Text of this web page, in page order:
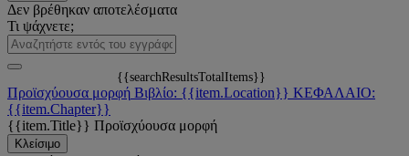
Δεν βρέθηκαν αποτελέσματα
Τι ψάχνετε;
{{searchResultsTotalItems}}
Προϊσχύουσα μορφή Βιβλίο: {{item.Location}} ΚΕΦΑΛΑΙΟ:
{{item.Chapter}}
{{item.Title}} Προϊσχύουσα μορφή
Κλείσιμο